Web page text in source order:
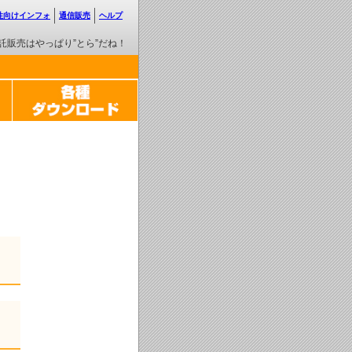
販売はやっぱり”とら”だね！
向けインフォ 通信販売 ヘルプ